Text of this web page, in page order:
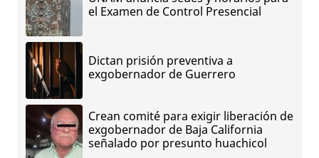
el Examen de Control Presencial
Dictan prisión preventiva a
exgobernador de Guerrero
Crean comité para exigir liberación de
exgobernador de Baja California
señalado por presunto huachicol